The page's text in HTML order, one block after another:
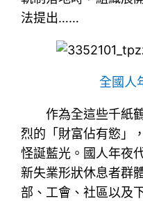
法提出……
全國人
作為全這些千紙
烈的「財富佔有慾」
怪誕藍光。國人年夜
新失業形狀休息者群
部、工會、社區以及